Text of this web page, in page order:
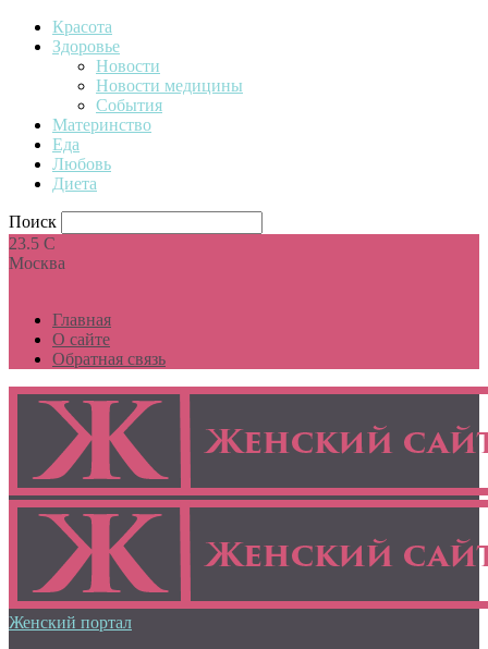
Красота
Здоровье
Новости
Новости медицины
События
Материнство
Еда
Любовь
Диета
Поиск
23.5 C
Москва
Главная
О сайте
Обратная связь
Женский портал